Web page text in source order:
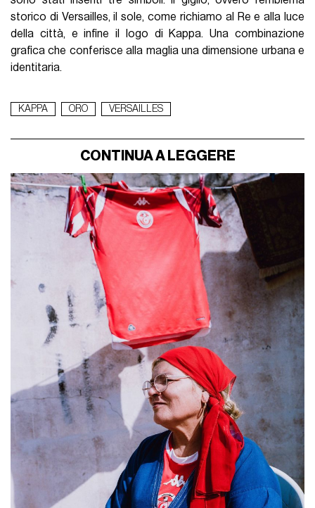
storico di Versailles, il sole, come richiamo al Re e alla luce
della città, e infine il logo di Kappa. Una combinazione
grafica che conferisce alla maglia una dimensione urbana e
identitaria.
KAPPA ORO VERSAILLES
CONTINUA A LEGGERE